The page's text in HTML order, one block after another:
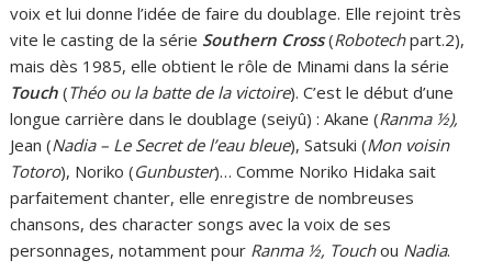
voix et lui donne l’idée de faire du doublage. Elle rejoint très
vite le casting de la série Southern Cross(Robotechpart.2),
mais dès 1985, elle obtient le rôle de Minami dans la série
Touch (Théo ou la batte de la victoire). C’est le début d’une
longue carrière dans le doublage (seiyû) : Akane (Ranma ½),
Jean (Nadia – Le Secret de l’eau bleue), Satsuki (Mon voisin
Totoro), Noriko (Gunbuster)… Comme Noriko Hidaka sait
parfaitement chanter, elle enregistre de nombreuses
chansons, des character songs avec la voix de ses
personnages, notamment pour Ranma ½, Touchou Nadia.